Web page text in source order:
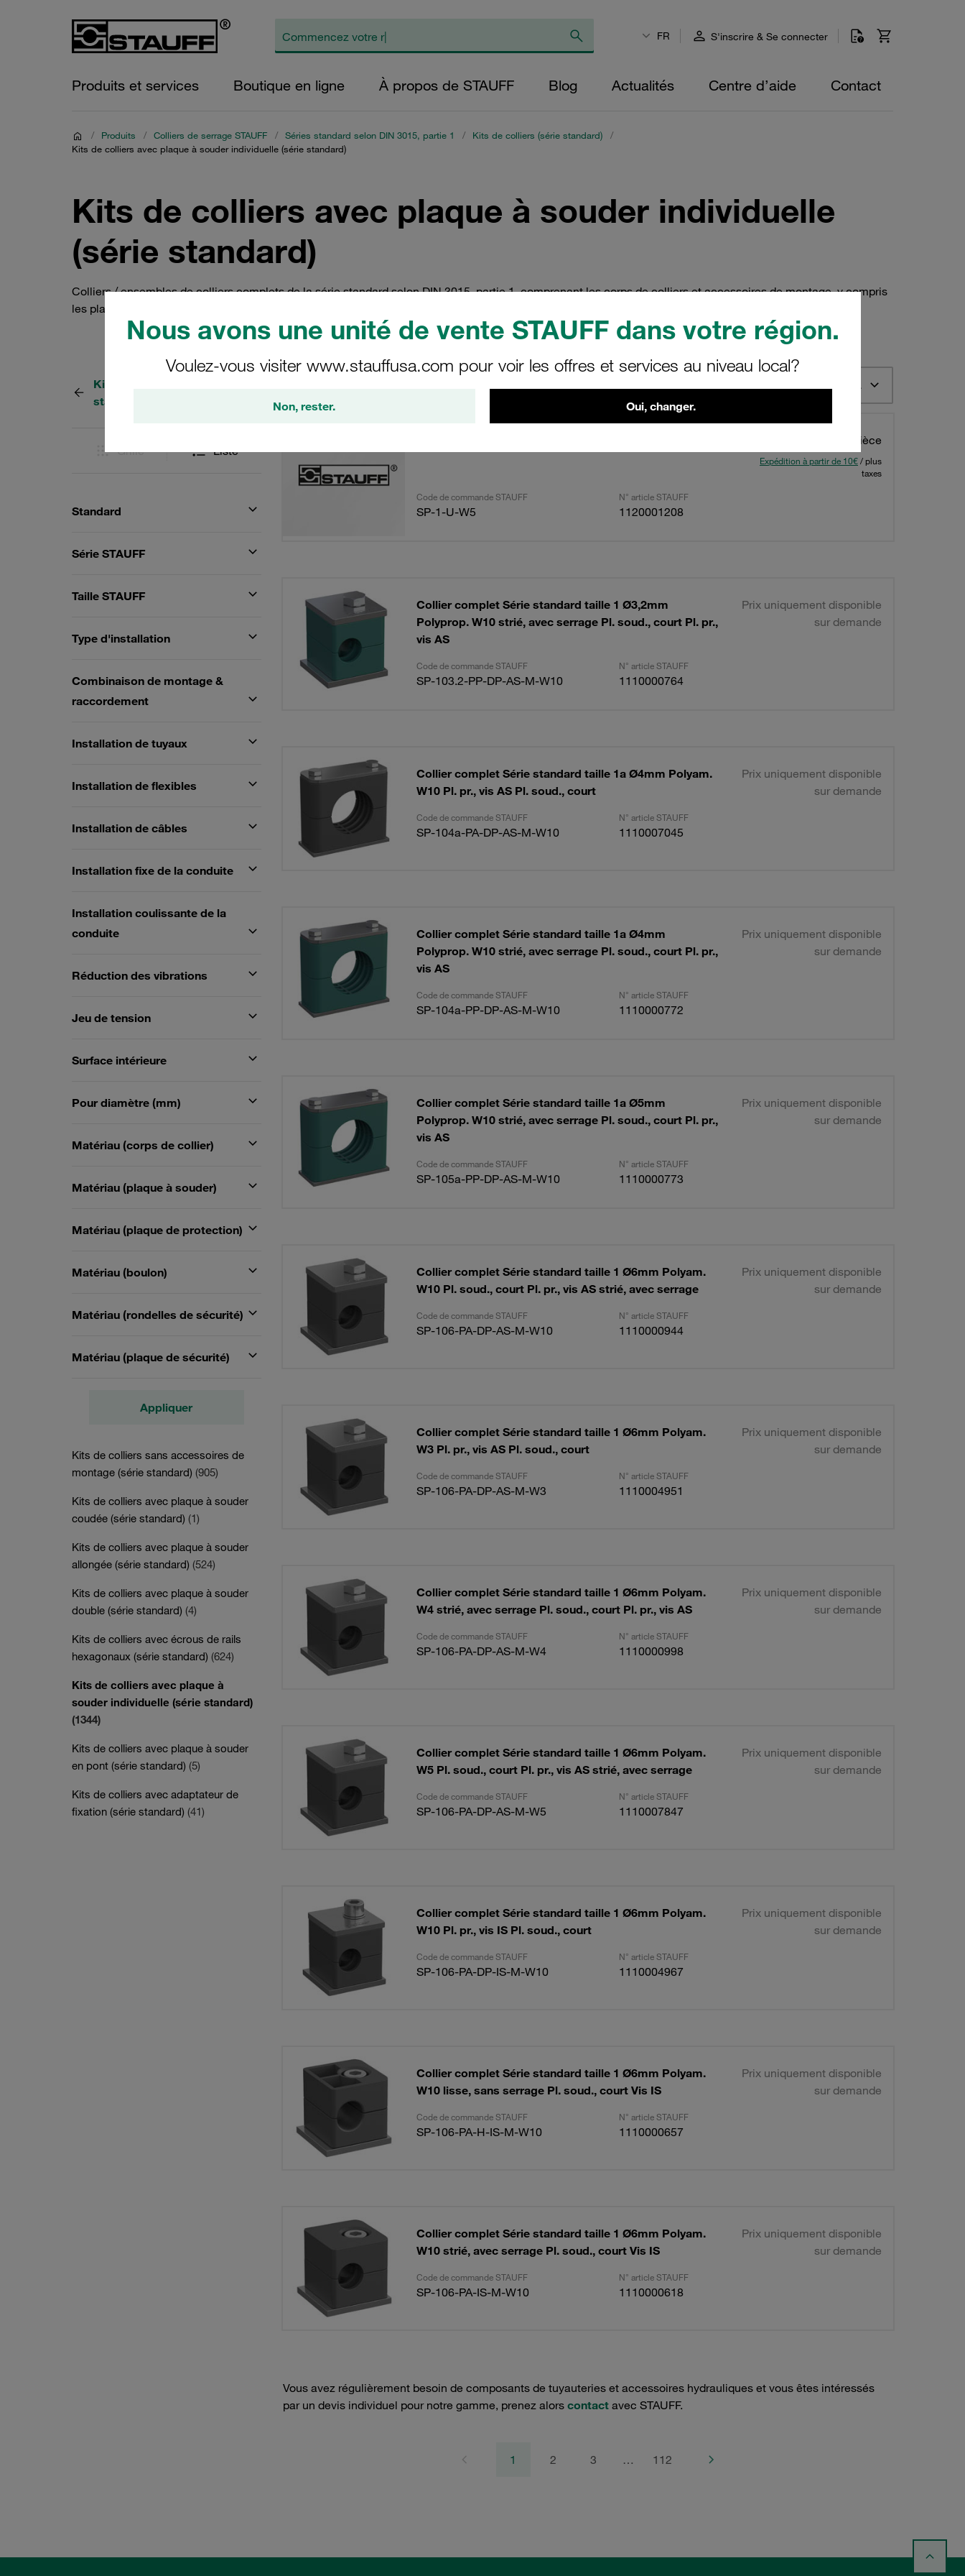
Nous avons une unité de vente STAUFF dans votre région.
Voulez-vous visiter www.stauffusa.com pour voir les offres et services au niveau local?
Non, rester. Oui, changer.
FR S'inscrire & Se connecter
Produits et services Boutique en ligne À propos de STAUFF Blog Actualités Centre d’aide Contact
/ Produits / Colliers de serrage STAUFF / Séries standard selon DIN 3015, partie 1 / Kits de colliers (série standard)
/
Kits de colliers avec plaque à souder individuelle (série standard)
Kits de colliers avec plaque à souder individuelle
(série standard)
Colliers / ensembles de colliers complets de la série standard selon DIN 3015, partie 1, comprenant les corps de colliers et accessoires de montage, y compris
les plaques de protection, les plaques d’arrêt et boulons, ainsi que les plaques à souder de type SP en version courte
Kits de colliers (série
standard)
Grille Liste
Standard
Série STAUFF
Taille STAUFF
Type d'installation
Combinaison de montage &
raccordement
Installation de tuyaux
Installation de flexibles
Installation de câbles
Installation fixe de la conduite
Installation coulissante de la
conduite
Réduction des vibrations
Jeu de tension
Surface intérieure
Pour diamètre (mm)
Matériau (corps de collier)
Matériau (plaque à souder)
Matériau (plaque de protection)
Matériau (boulon)
Matériau (rondelles de sécurité)
Matériau (plaque de sécurité)
Appliquer
Kits de colliers sans accessoires de
montage (série standard) (905)
Kits de colliers avec plaque à souder
coudée (série standard) (1)
Kits de colliers avec plaque à souder
allongée (série standard) (524)
Kits de colliers avec plaque à souder
double (série standard) (4)
Kits de colliers avec écrous de rails
hexagonaux (série standard) (624)
Kits de colliers avec plaque à
souder individuelle (série standard)
(1344)
Kits de colliers avec plaque à souder
en pont (série standard) (5)
Kits de colliers avec adaptateur de
fixation (série standard) (41)
Trier dans l'ordre croissant selon le code de commande STAUFF
/ Pièce
Expédition à partir de 10€/ plus
taxes
Code de commande STAUFF N° article STAUFF
SP-1-U-W5 1120001208
Collier complet Série standard taille 1 Ø3,2mm
Polyprop. W10 strié, avec serrage Pl. soud., court Pl. pr.,
vis AS
Prix uniquement disponible
sur demande
Code de commande STAUFF N° article STAUFF
SP-103.2-PP-DP-AS-M-W10 1110000764
Collier complet Série standard taille 1a Ø4mm Polyam.
W10 Pl. pr., vis AS Pl. soud., court
Prix uniquement disponible
sur demande
Code de commande STAUFF N° article STAUFF
SP-104a-PA-DP-AS-M-W10 1110007045
Collier complet Série standard taille 1a Ø4mm
Polyprop. W10 strié, avec serrage Pl. soud., court Pl. pr.,
vis AS
Prix uniquement disponible
sur demande
Code de commande STAUFF N° article STAUFF
SP-104a-PP-DP-AS-M-W10 1110000772
Collier complet Série standard taille 1a Ø5mm
Polyprop. W10 strié, avec serrage Pl. soud., court Pl. pr.,
vis AS
Prix uniquement disponible
sur demande
Code de commande STAUFF N° article STAUFF
SP-105a-PP-DP-AS-M-W10 1110000773
Collier complet Série standard taille 1 Ø6mm Polyam.
W10 Pl. soud., court Pl. pr., vis AS strié, avec serrage
Prix uniquement disponible
sur demande
Code de commande STAUFF N° article STAUFF
SP-106-PA-DP-AS-M-W10 1110000944
Collier complet Série standard taille 1 Ø6mm Polyam.
W3 Pl. pr., vis AS Pl. soud., court
Prix uniquement disponible
sur demande
Code de commande STAUFF N° article STAUFF
SP-106-PA-DP-AS-M-W3 1110004951
Collier complet Série standard taille 1 Ø6mm Polyam.
W4 strié, avec serrage Pl. soud., court Pl. pr., vis AS
Prix uniquement disponible
sur demande
Code de commande STAUFF N° article STAUFF
SP-106-PA-DP-AS-M-W4 1110000998
Collier complet Série standard taille 1 Ø6mm Polyam.
W5 Pl. soud., court Pl. pr., vis AS strié, avec serrage
Prix uniquement disponible
sur demande
Code de commande STAUFF N° article STAUFF
SP-106-PA-DP-AS-M-W5 1110007847
Collier complet Série standard taille 1 Ø6mm Polyam.
W10 Pl. pr., vis IS Pl. soud., court
Prix uniquement disponible
sur demande
Code de commande STAUFF N° article STAUFF
SP-106-PA-DP-IS-M-W10 1110004967
Collier complet Série standard taille 1 Ø6mm Polyam.
W10 lisse, sans serrage Pl. soud., court Vis IS
Prix uniquement disponible
sur demande
Code de commande STAUFF N° article STAUFF
SP-106-PA-H-IS-M-W10 1110000657
Collier complet Série standard taille 1 Ø6mm Polyam.
W10 strié, avec serrage Pl. soud., court Vis IS
Prix uniquement disponible
sur demande
Code de commande STAUFF N° article STAUFF
SP-106-PA-IS-M-W10 1110000618
Vous avez régulièrement besoin de composants de tuyauteries et accessoires hydrauliques et vous êtes intéressés
par un devis individuel pour notre gamme, prenez alors contactavec STAUFF.
1 2 3 … 112